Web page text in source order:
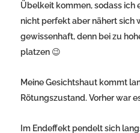
Übelkeit kommen, sodass ich
nicht perfekt aber nähert sich
gewissenhaft, denn bei zu
platzen 😉
Meine Gesichtshaut kommt
Rötungszustand. Vorher war
Im Endeffekt pendelt sich